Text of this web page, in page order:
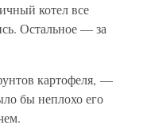
котел все
Остальное — за
картофеля, —
бы неплохо его